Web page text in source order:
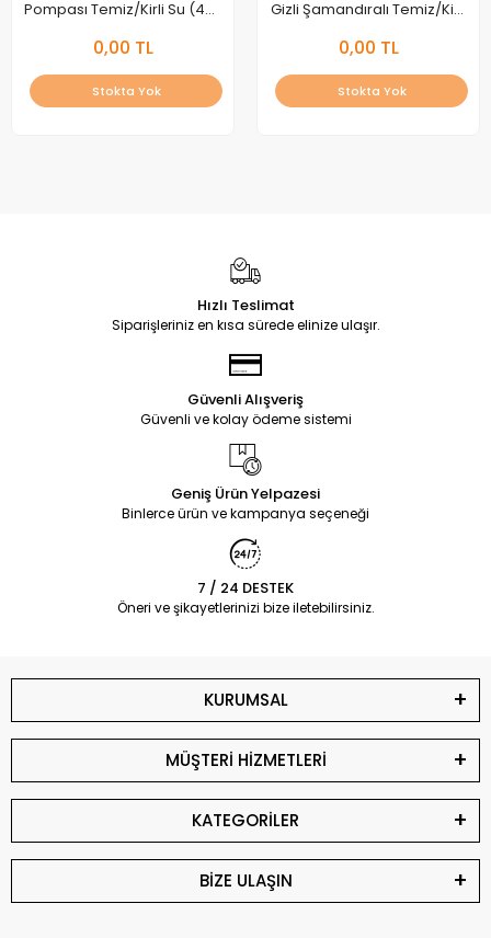
Pompası Temiz/Kirli Su (400
0,00 TL
Stokta Yok
Gizli Şamandıralı Temiz/Kirli
Watt)
0,00 TL
Stokta Yok
Hızlı Teslimat
Siparişleriniz en kısa sürede elinize ulaşır.
Güvenli Alışveriş
Güvenli ve kolay ödeme sistemi
Geniş Ürün Yelpazesi
Binlerce ürün ve kampanya seçeneği
7 / 24 DESTEK
Öneri ve şikayetlerinizi bize iletebilirsiniz.
KURUMSAL
MÜŞTERİ HİZMETLERİ
KATEGORİLER
BİZE ULAŞIN